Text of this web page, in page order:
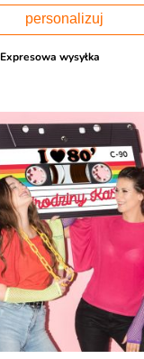
personalizuj
Expresowa wysyłka